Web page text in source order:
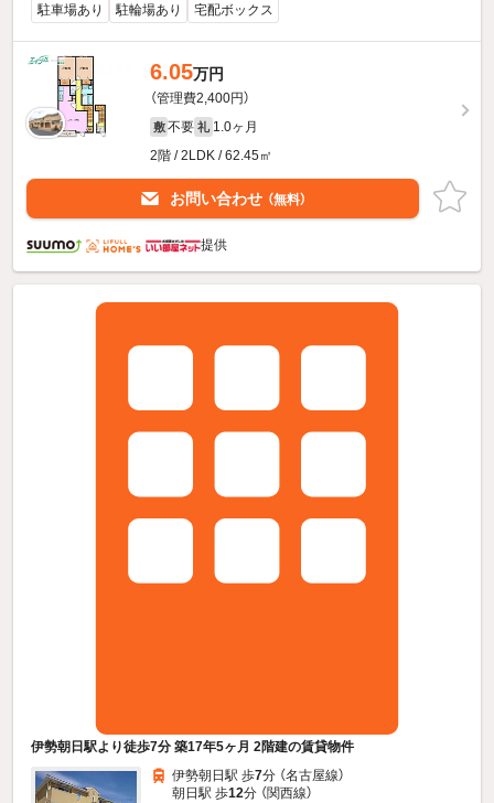
駐車場あり 駐輪場あり 宅配ボックス
6.05万円
（管理費2,400円）
敷 不要 礼 1.0ヶ月
2階 / 2LDK / 62.45㎡
お問い合わせ （無料）
提供
伊勢朝日駅より徒歩7分 築17年5ヶ月 2階建の賃貸物件
伊勢朝日駅 歩7分 （名古屋線）
朝日駅 歩12分 （関西線）